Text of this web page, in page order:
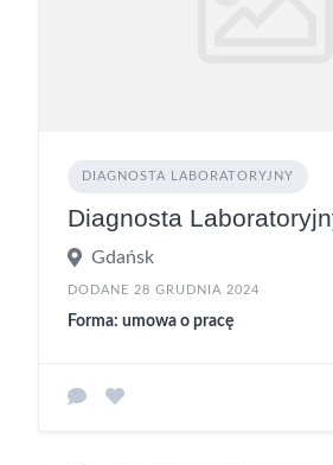
DIAGNOSTA LABORATORYJNY
Diagnosta
Gdańsk
DODANE 28 GRUDNIA 2024
Forma: umowa o pracę